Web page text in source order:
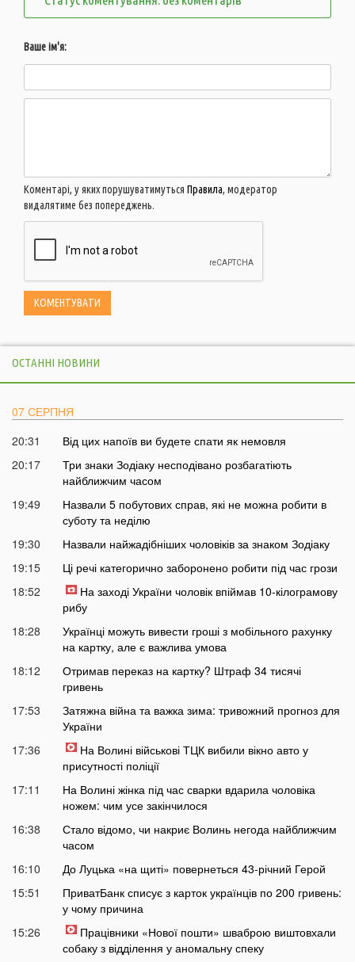
Ваше ім'я:
Коментарі, у яких порушуватимуться Правила, модератор
видалятиме без попереджень.
ОСТАННІ НОВИНИ
07 СЕРПНЯ
20:31
Від цих напоїв ви будете спати як немовля
20:17
Три знаки Зодіаку несподівано розбагатіють
найближчим часом
19:49
Назвали 5 побутових справ, які не можна робити в
суботу та неділю
19:30
Назвали найжадібніших чоловіків за знаком Зодіаку
19:15
Ці речі категорично заборонено робити під час грози
18:52
На заході України чоловік впіймав 10-кілограмову
рибу
18:28
Українці можуть вивести гроші з мобільного рахунку
на картку, але є важлива умова
18:12
Отримав переказ на картку? Штраф 34 тисячі
гривень
17:53
Затяжна війна та важка зима: тривожний прогноз для
України
17:36
На Волині військові ТЦК вибили вікно авто у
присутності поліції
17:11
На Волині жінка під час сварки вдарила чоловіка
ножем: чим усе закінчилося
16:38
Стало відомо, чи накриє Волинь негода найближчим
часом
16:10
До Луцька «на щиті» повернеться 43-річний Герой
15:51
ПриватБанк списує з карток українців по 200 гривень:
у чому причина
15:26
Працівники «Нової пошти» шваброю виштовхали
собаку з відділення у аномальну спеку